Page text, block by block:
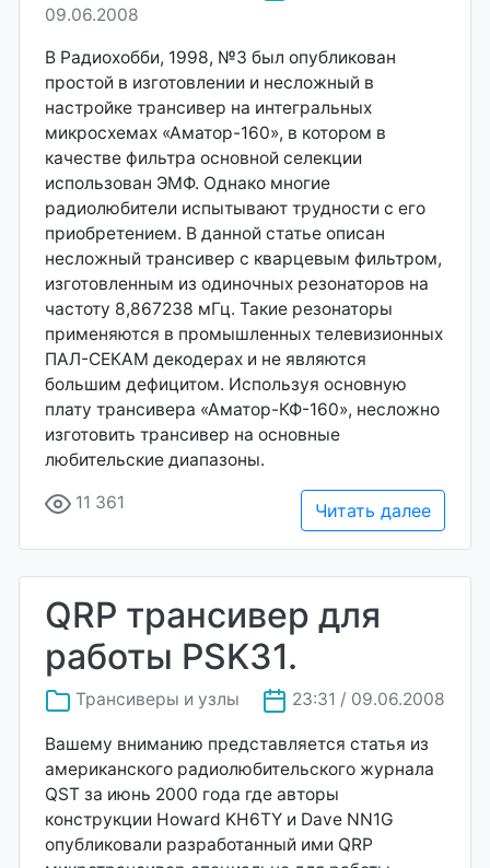
09.06.2008
В Радиохобби, 1998, №3 был опубликован
простой в изготовлении и несложный в
настройке трансивер на интегральных
микросхемах «Аматор-160», в котором в
качестве фильтра основной селекции
использован ЭМФ. Однако многие
радиолюбители испытывают трудности с его
приобретением. В данной статье описан
несложный трансивер с кварцевым фильтром,
изготовленным из одиночных резонаторов на
частоту 8,867238 мГц. Такие резонаторы
применяются в промышленных телевизионных
ПАЛ-СЕКАМ декодерах и не являются
большим дефицитом. Используя основную
плату трансивера «Аматор-КФ-160», несложно
изготовить трансивер на основные
любительские диапазоны.
11 361 Читать далее
QRP трансивер для
работы PSK31.
Трансиверы и узлы 23:31 / 09.06.2008
Вашему вниманию представляется статья из
американского радиолюбительского журнала
QST за июнь 2000 года где авторы
конструкции Howard KH6TY и Dave NN1G
опубликовали разработанный ими QRP